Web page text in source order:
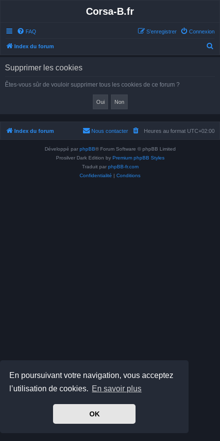
En poursuivant votre navigation, vous acceptez
l’utilisation de cookies. En savoir plus
OK
Corsa-B.fr
FAQ Connexion
S’enregistrer
Index du forum
e
Supprimer les cookies
Êtes-vous sûr de vouloir supprimer tous les cookies de ce forum ?
Index du forum Heures au format UTC+02:00
Nous contacter
Développé par phpBB® Forum Software © phpBB Limited
Prosilver Dark Edition by Premium phpBB Styles
Traduit par phpBB-fr.com
Confidentialité | Conditions